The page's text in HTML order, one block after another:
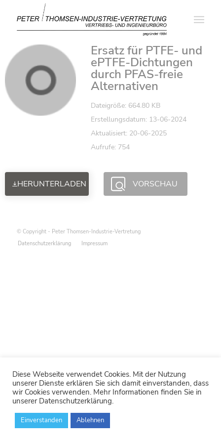
Ersatz für PTFE- und
ePTFE-Dichtungen
durch PFAS-freie
Alternativen
Dateigröße: 664.80 KB
Erstellungsdatum: 13-06-2024
Aktualisiert: 20-06-2025
Aufrufe: 754
HERUNTERLADEN VORSCHAU
© Copyright - Peter Thomsen-Industrie-Vertretung
Datenschutzerklärung
Impressum
Diese Webseite verwendet Cookies. Mit der Nutzung
unserer Dienste erklären Sie sich damit einverstanden, dass
wir Cookies verwenden. Mehr Informationen finden Sie in
unserer Datenschutzerklärung.
Einverstanden Ablehnen